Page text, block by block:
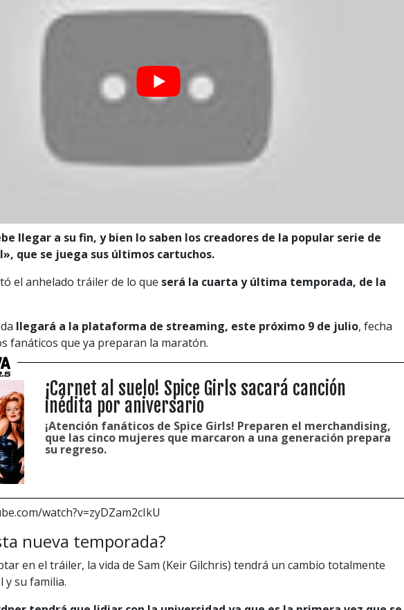
llegar a su fin, y bien lo saben los creadores de la popular serie de
que se juega sus últimos cartuchos.
el anhelado tráiler de lo que será la cuarta y última temporada, de la
llegará a la plataforma de streaming, este próximo 9 de julio, fecha
fanáticos que ya preparan la maratón.
¡Carnet al suelo! Spice Girls sacará canción
inédita por aniversario
¡Atención fanáticos de Spice Girls! Preparen el merchandising,
que las cinco mujeres que marcaron a una generación prepara
su regreso.
watch?v=zyDZam2cIkU
nueva temporada?
en el tráiler, la vida de Sam (Keir Gilchris) tendrá un cambio totalmente
y su familia.